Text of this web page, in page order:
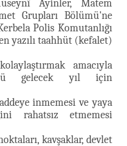
Ayinler, Matem
Grupları Bölümü'ne
Polis Komutanlığı
yazılı taahhüt (kefalet)
amacıyla
gelecek yıl için
inmemesi ve yaya
rahatsız etmemesi
kavşaklar, devlet